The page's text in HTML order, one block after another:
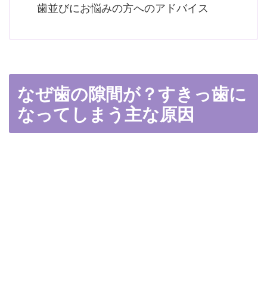
歯並びにお悩みの方へのアドバイス
なぜ歯の隙間が？すきっ歯に
なってしまう主な原因